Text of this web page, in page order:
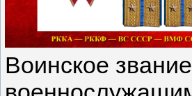
Воинское